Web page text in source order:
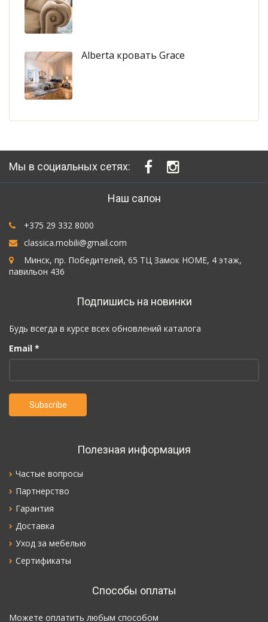
Alberta кровать Grace
Мы в социальных сетях:
Наш салон
+375 29 332 8000
classica.mobili@gmail.com
Минск, пр. Победителей, 65 ТЦ Замок HOME, 4 этаж,
павильон 436
Подпишись на новинки
Будь всегда в курсе всех обновлений каталога
Email *
Полезная информация
Частые вопросы
Партнерство
Гарантия
Доставка
Уход за мебелью
Сертификаты
Способы оплаты
Можете оплатить любым способом